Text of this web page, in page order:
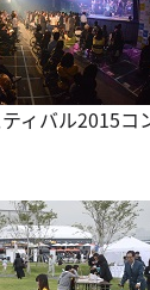
ィバル2015コ